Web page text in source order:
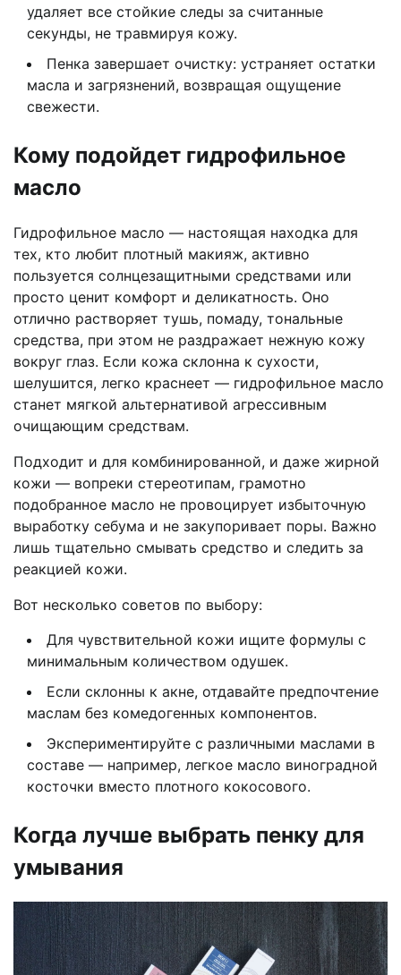
удаляет все стойкие следы за считанные
секунды, не травмируя кожу.
Пенка завершает очистку: устраняет остатки
масла и загрязнений, возвращая ощущение
свежести.
Кому подойдет гидрофильное
масло
Гидрофильное масло — настоящая находка для
тех, кто любит плотный макияж, активно
пользуется солнцезащитными средствами или
просто ценит комфорт и деликатность. Оно
отлично растворяет тушь, помаду, тональные
средства, при этом не раздражает нежную кожу
вокруг глаз. Если кожа склонна к сухости,
шелушится, легко краснеет — гидрофильное масло
станет мягкой альтернативой агрессивным
очищающим средствам.
Подходит и для комбинированной, и даже жирной
кожи — вопреки стереотипам, грамотно
подобранное масло не провоцирует избыточную
выработку себума и не закупоривает поры. Важно
лишь тщательно смывать средство и следить за
реакцией кожи.
Вот несколько советов по выбору:
Для чувствительной кожи ищите формулы с
минимальным количеством одушек.
Если склонны к акне, отдавайте предпочтение
маслам без комедогенных компонентов.
Экспериментируйте с различными маслами в
составе — например, легкое масло виноградной
косточки вместо плотного кокосового.
Когда лучше выбрать пенку для
умывания